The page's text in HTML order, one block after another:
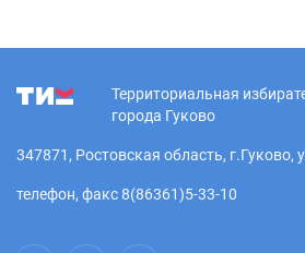
Территориальная
города Гуково
347871, Ростовская область, г.Гуково,
телефон, факс 8(86361)5-33-10